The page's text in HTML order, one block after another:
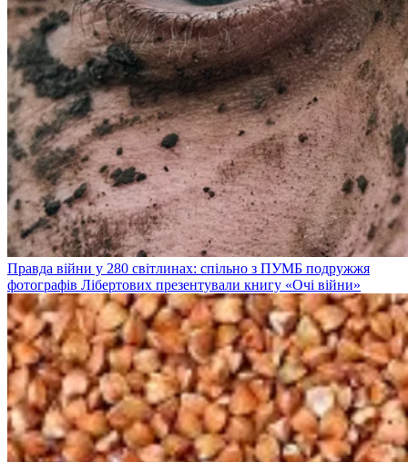
Правда війни у 280 світлинах: спільно з ПУМБ подружжя
фотографів Лібертових презентували книгу «Очі війни»